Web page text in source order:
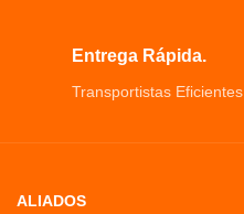
Entrega Rápida.
Transportistas Eficientes
ALIADOS